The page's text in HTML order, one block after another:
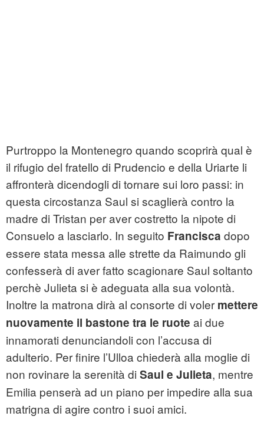
Purtroppo la Montenegro quando scoprirà qual è
il rifugio del fratello di Prudencio e della Uriarte li
affronterà dicendogli di tornare sui loro passi: in
questa circostanza Saul si scaglierà contro la
madre di Tristan per aver costretto la nipote di
Consuelo a lasciarlo. In seguito Francisca dopo
essere stata messa alle strette da Raimundo gli
confesserà di aver fatto scagionare Saul soltanto
perchè Julieta si è adeguata alla sua volontà.
Inoltre la matrona dirà al consorte di voler mettere
nuovamente il bastone tra le ruote ai due
innamorati denunciandoli con l’accusa di
adulterio. Per finire l’Ulloa chiederà alla moglie di
non rovinare la serenità di Saul e Julieta, mentre
Emilia penserà ad un piano per impedire alla sua
matrigna di agire contro i suoi amici.